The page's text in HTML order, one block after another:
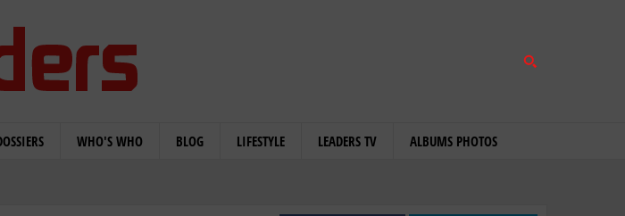
WHO'S WHO BLOG LIFESTYLE LEADERS TV ALBUMS PHOTOS